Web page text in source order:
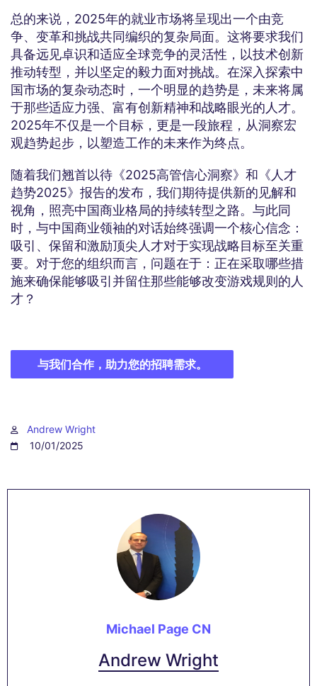
总的来说，2025年的就业市场将呈现出一个由竞
争、变革和挑战共同编织的复杂局面。这将要求我们
具备远见卓识和适应全球竞争的灵活性，以技术创新
推动转型，并以坚定的毅力面对挑战。在深入探索中
国市场的复杂动态时，一个明显的趋势是，未来将属
于那些适应力强、富有创新精神和战略眼光的人才。
2025年不仅是一个目标，更是一段旅程，从洞察宏
观趋势起步，以塑造工作的未来作为终点。
随着我们翘首以待《2025高管信心洞察》和《人才
趋势2025》报告的发布，我们期待提供新的见解和
视角，照亮中国商业格局的持续转型之路。与此同
时，与中国商业领袖的对话始终强调一个核心信念：
吸引、保留和激励顶尖人才对于实现战略目标至关重
要。对于您的组织而言，问题在于：正在采取哪些措
施来确保能够吸引并留住那些能够改变游戏规则的人
才？
与我们合作，助力您的招聘需求。
Andrew Wright
10/01/2025
Michael Page CN
Andrew Wright